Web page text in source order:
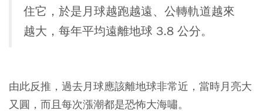
住它，於是月球越跑越遠、公轉軌道越來
越大，每年平均遠離地球 3.8 公分。
由此反推， 過去月球應該離地球非常近，當時月亮大
又圓，而且每次漲潮都是恐怖大海嘯。